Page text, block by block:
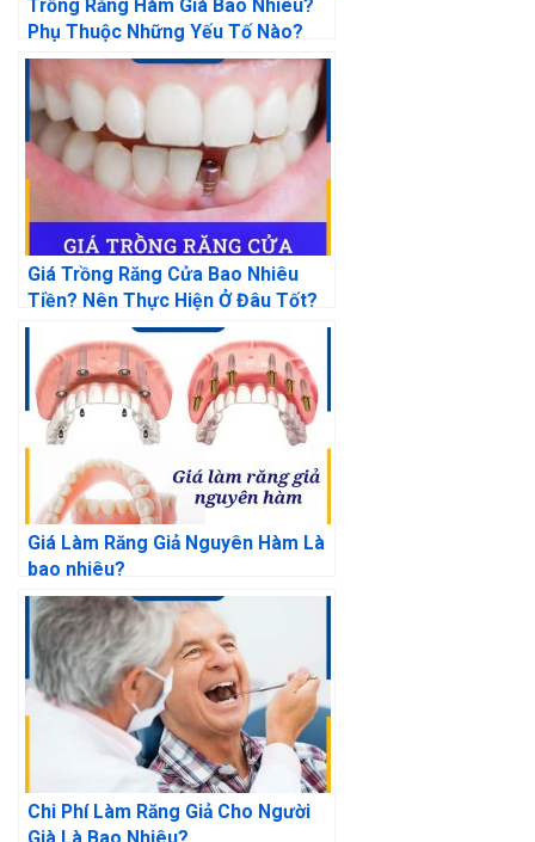
Trồng Răng Hàm Giá Bao Nhiêu?
Phụ Thuộc Những Yếu Tố Nào?
Giá Trồng Răng Cửa Bao Nhiêu
Tiền? Nên Thực Hiện Ở Đâu Tốt?
Giá Làm Răng Giả Nguyên Hàm Là
bao nhiêu?
Chi Phí Làm Răng Giả Cho Người